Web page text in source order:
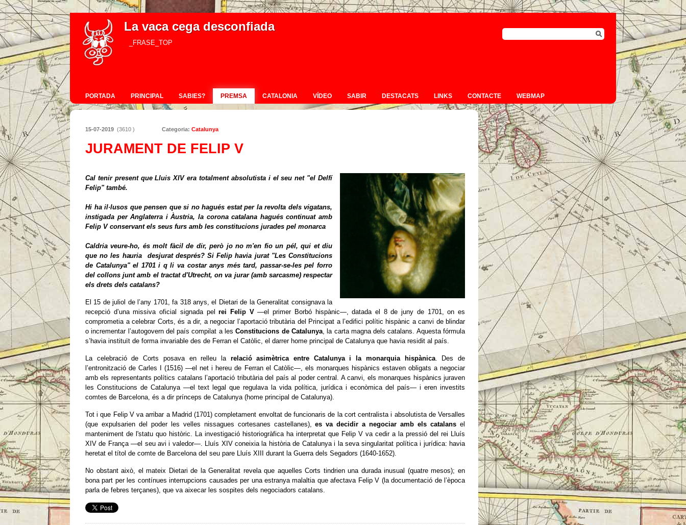
La vaca cega desconfiada
_FRASE_TOP
PORTADA PRINCIPAL SABIES? PREMSA CATALONIA VÍDEO SABIR DESTACATS LINKS CONTACTE WEBMAP
15-07-2019 (3610 ) Categoria: Catalunya
JURAMENT DE FELIP V
Cal tenir present que Lluis XIV era totalment absolutista i el seu net "el Delfí
Felip" també.
Hi ha il·lusos que pensen que si no hagués estat per la revolta dels vigatans,
instigada per Anglaterra i Àustria, la corona catalana hagués continuat amb
Felip V conservant els seus furs amb les constitucions jurades pel monarca
Caldria veure-ho, és molt fàcil de dir, però jo no m'en fio un pél, qui et diu
que no les hauria desjurat després? Si Felip havia jurat "Les Constitucions
de Catalunya" el 1701 i q li va costar anys més tard, passar-se-les pel forro
del collons junt amb el tractat d'Utrecht, on va jurar (amb sarcasme) respectar
els drets dels catalans?
El 15 de juliol de l’any 1701, fa 318 anys, el Dietari de la Generalitat consignava la
recepció d’una missiva oficial signada pelrei Felip V―el primer Borbó hispànic―, datada el 8 de juny de 1701, on es
comprometia a celebrar Corts, és a dir, a negociar l’aportació tributària del Principat a l’edifici polític hispànic a canvi de blindar
o incrementar l’autogovern del país compilat a les Constitucions de Catalunya, la carta magna dels catalans. Aquesta fórmula
s’havia instituït de forma invariable des de Ferran el Catòlic, el darrer home principal de Catalunya que havia residit al país.
La celebració de Corts posava en relleu la relació asimètrica entre Catalunya i la monarquia hispànica. Des de
l’entronització de Carles I (1516) ―el net i hereu de Ferran el Catòlic―, els monarques hispànics estaven obligats a negociar
amb els representants polítics catalans l’aportació tributària del país al poder central. A canvi, els monarques hispànics juraven
les Constitucions de Catalunya ―el text legal que regulava la vida política, jurídica i econòmica del país― i eren investits
comtes de Barcelona, és a dir prínceps de Catalunya (home principal de Catalunya).
Tot i que Felip V va arribar a Madrid (1701) completament envoltat de funcionaris de la cort centralista i absolutista de Versalles
(que expulsarien del poder les velles nissagues cortesanes castellanes), es va decidir a negociar amb els catalansel
manteniment de l'statu quo històric. La investigació historiogràfica ha interpretat que Felip V va cedir a la pressió del rei Lluís
XIV de França ―el seu avi i valedor―. Lluís XIV coneixia la història de Catalunya i la seva singularitat política i jurídica: havia
heretat el títol de comte de Barcelona del seu pare Lluís XIII durant la Guerra dels Segadors (1640-1652).
No obstant això, el mateix Dietari de la Generalitat revela que aquelles Corts tindrien una durada inusual (quatre mesos); en
bona part per les contínues interrupcions causades per una estranya malaltia que afectava Felip V (la documentació de l’època
parla de febres terçanes), que va aixecar les sospites dels negociadors catalans.